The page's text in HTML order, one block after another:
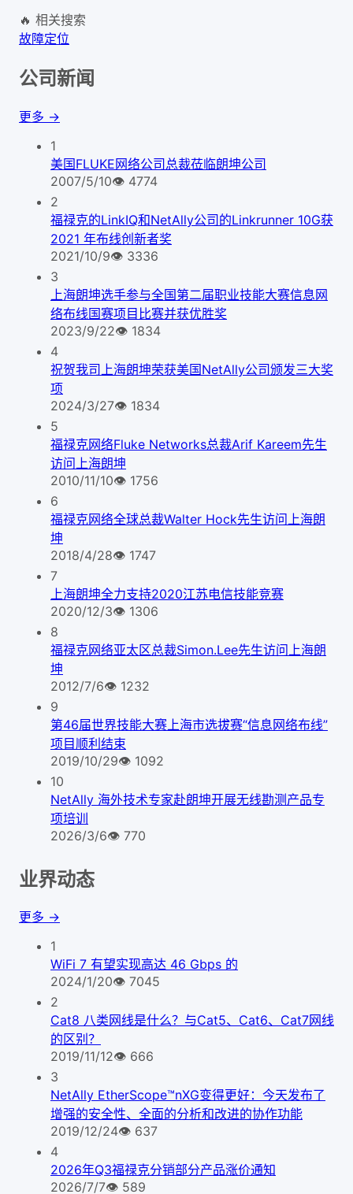
🔥 相关搜索
故障定位
公司新闻
更多 →
1
美国FLUKE网络公司总裁莅临朗坤公司
2007/5/10👁 4774
2
福禄克的LinkIQ和NetAlly公司的Linkrunner 10G获
2021 年布线创新者奖
2021/10/9👁 3336
3
上海朗坤选手参与全国第二届职业技能大赛信息网
络布线国赛项目比赛并获优胜奖
2023/9/22👁 1834
4
祝贺我司上海朗坤荣获美国NetAlly公司颁发三大奖
项
2024/3/27👁 1834
5
福禄克网络Fluke Networks总裁Arif Kareem先生
访问上海朗坤
2010/11/10👁 1756
6
福禄克网络全球总裁Walter Hock先生访问上海朗
坤
2018/4/28👁 1747
7
上海朗坤全力支持2020江苏电信技能竞赛
2020/12/3👁 1306
8
福禄克网络亚太区总裁Simon.Lee先生访问上海朗
坤
2012/7/6👁 1232
9
第46届世界技能大赛上海市选拔赛“信息网络布线”
项目顺利结束
2019/10/29👁 1092
10
NetAlly 海外技术专家赴朗坤开展无线勘测产品专
项培训
2026/3/6👁 770
业界动态
更多 →
1
WiFi 7 有望实现高达 46 Gbps 的
2024/1/20👁 7045
2
Cat8 八类网线是什么？与Cat5、Cat6、Cat7网线
的区别？
2019/11/12👁 666
3
NetAlly EtherScope™nXG变得更好：今天发布了
增强的安全性、全面的分析和改进的协作功能
2019/12/24👁 637
4
2026年Q3福禄克分销部分产品涨价通知
2026/7/7👁 589